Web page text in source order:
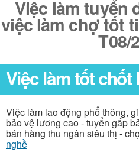
Việc làm tuyển
việc làm chợ tốt
T08/
Việc làm tốt chốt
Việc làm lao động phổ thông,
bảo vệ lương cao - tuyển gấp
bán hàng thu ngân siêu thị -
nghề